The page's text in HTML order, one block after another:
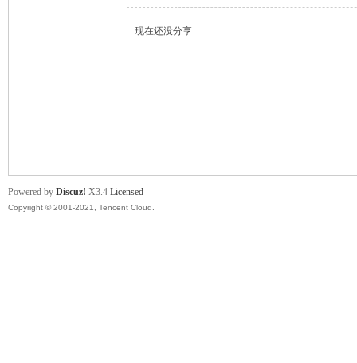
现在还没分享
Powered by Discuz! X3.4 Licensed
Copyright © 2001-2021, Tencent Cloud.